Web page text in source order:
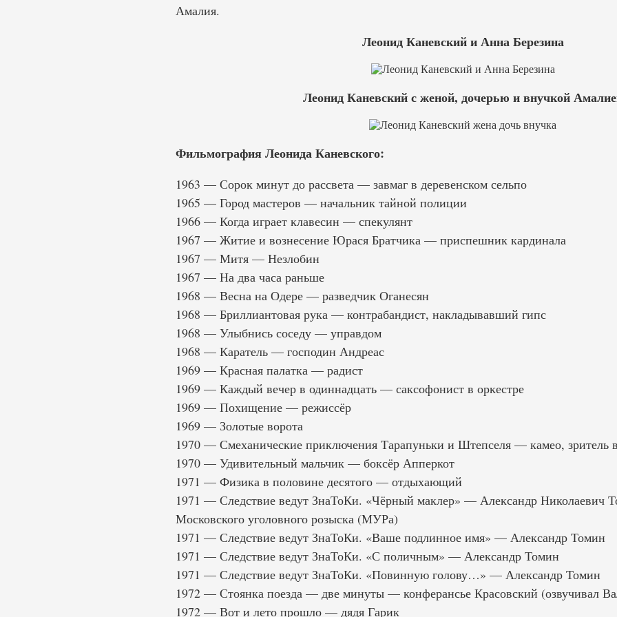
Амалия.
Леонид Каневский и Анна Березина
Леонид Каневский с женой, дочерью и внучкой
Фильмография Леонида Каневского:
1963 — Сорок минут до рассвета — завмаг в деревенском сельпо
1965 — Город мастеров — начальник тайной полиции
1966 — Когда играет клавесин — спекулянт
1967 — Житие и вознесение Юрася Братчика — приспешник кардинала
1967 — Митя — Незлобин
1967 — На два часа раньше
1968 — Весна на Одере — разведчик Оганесян
1968 — Бриллиантовая рука — контрабандист, накладывавший гипс
1968 — Улыбнись соседу — управдом
1968 — Каратель — господин Андреас
1969 — Красная палатка — радист
1969 — Каждый вечер в одиннадцать — саксофонист в оркестре
1969 — Похищение — режиссёр
1969 — Золотые ворота
1970 — Смеханические приключения Тарапуньки и Штепселя — камео, зритель
1970 — Удивительный мальчик — боксёр Апперкот
1971 — Физика в половине десятого — отдыхающий
1971 — Следствие ведут ЗнаТоКи. «Чёрный маклер» — Александр Николаевич
Московского уголовного розыска (МУРа)
1971 — Следствие ведут ЗнаТоКи. «Ваше подлинное имя» — Александр Томин
1971 — Следствие ведут ЗнаТоКи. «С поличным» — Александр Томин
1971 — Следствие ведут ЗнаТоКи. «Повинную голову…» — Александр Томин
1972 — Стоянка поезда — две минуты — конферансье Красовский (озвучивал
1972 — Вот и лето прошло — дядя Гарик